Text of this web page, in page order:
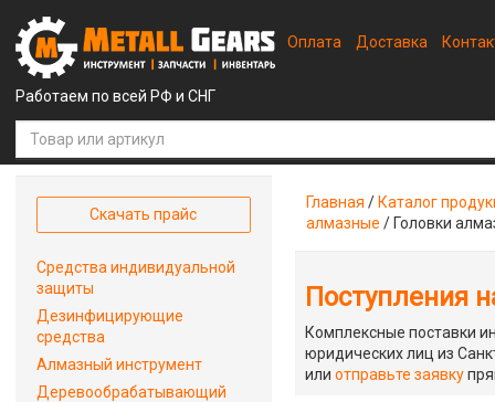
Работаем по всей РФ и СНГ
Оплата Доставка
Главная / Каталог
алмазные / Головки
Поступления
Комплексные поставки
юридических лиц из
илиотправьте заявку
Скачать прайс
Средства индивидуальной
защиты
Дезинфицирующие
средства
Алмазный инструмент
Деревообрабатывающий